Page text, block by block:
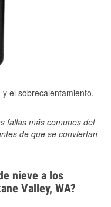
el sobrecalentamiento.
fallas más comunes del
de que se conviertan
nieve a los
Valley, WA?